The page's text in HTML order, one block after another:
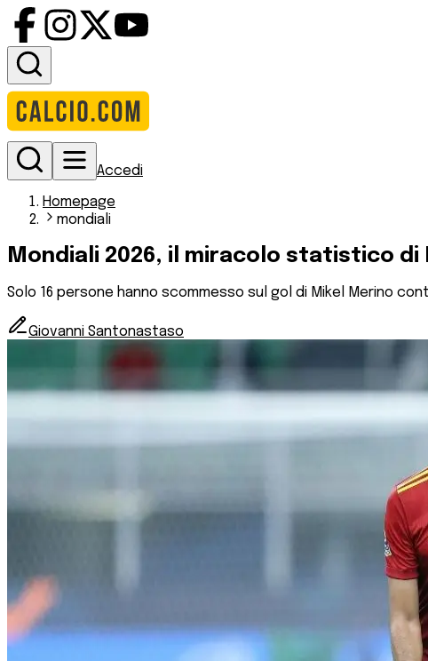
Accedi
Homepage
mondiali
Mondiali 2026, il miracolo statistico
Solo 16 persone hanno scommesso sul gol di Mikel Merino
Giovanni Santonastaso